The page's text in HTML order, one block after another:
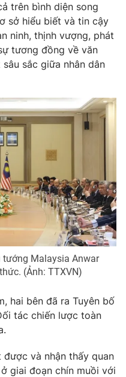
mình bằng AI
Việt Nam
điện tử số 483/GP-BTTTT
Phạm Quốc Thắng,
355 932
897
trên bình diện song
sở hiểu biết và tin cậy
ninh, thịnh vượng, phát
tương đồng về văn
sắc giữa nhân dân
tướng Malaysia Anwar
(Ảnh: TTXVN)
hai bên đã ra Tuyên bố
tác chiến lược toàn
và nhận thấy quan
giai đoạn chín muồi với